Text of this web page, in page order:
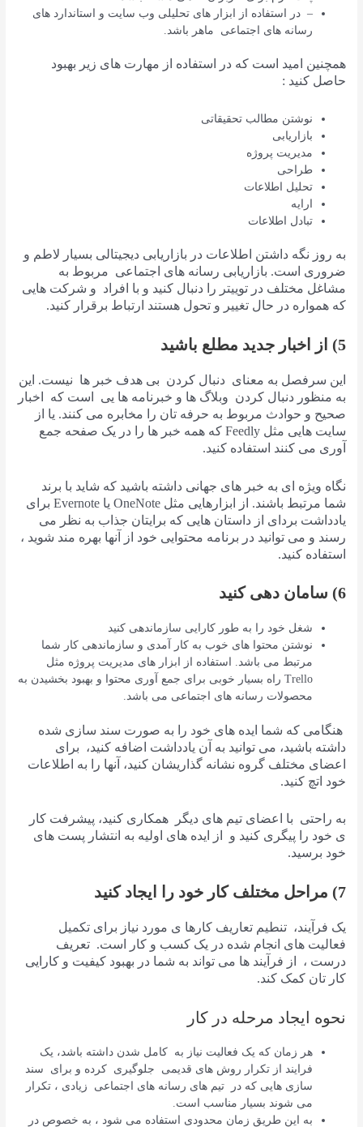
– در استفاده از ابزار های تحلیلی وب سایت و استاندارد های
رسانه های اجتماعی ماهر باشد.
همچنین امید است که در استفاده از مهارت های زیر بهبود
حاصل کنید :
نوشتن مطالب تحقیقاتی
بازاریابی
مدیریت پروژه
طراحی
تحلیل اطلاعات
ارایه
تبادل اطلاعات
به روز نگه داشتن اطلاعات در بازاریابی دیجیتالی بسیار لاطم و
ضروری است. بازاریابی رسانه های اجتماعی مربوط به
مشاغل مختلف در توییتر را دنبال کنید و با افراد و شرکت هایی
که همواره در حال تغییر و تحول هستند ارتباط برقرار کنید.
5) از اخبار جدید مطلع باشید
این سرفصل به معنای دنبال کردن بی هدف خبر ها نیست. این
به منظور دنبال کردن وبلاگ ها و خبرنامه ها یی است که اخبار
صحیح و حوادث مربوط به حرفه تان را مخابره می کنند. یا از
سایت هایی مثل Feedly که همه خبر ها را در یک صفحه جمع
آوری می کنند استفاده کنید.
نگاه ویژه ای به خبر های جهانی داشته باشید که شاید با برند
شما مرتبط باشند. از ابزارهایی مثل OneNote یا Evernote برای
یادداشت بردای از داستان هایی که برایتان جذاب به نظر می
رسند و می توانید در برنامه محتوایی خود از آنها بهره مند شوید ،
استفاده کنید.
6) سامان دهی کنید
شغل خود را به طور کارایی سازماندهی کنید
نوشتن محتوا های خوب به کار آمدی و سازماندهی کار شما
مرتبط می باشد. استفاده از ابزار های مدیریت پروژه مثل
Trello راه بسیار خوبی برای جمع آوری محتوا و بهبود بخشیدن به
محصولات رسانه های اجتماعی می باشد.
هنگامی که شما ایده های خود را به صورت سند سازی شده
داشته باشید، می توانید به آن یادداشت اضافه کنید، برای
اعضای مختلف گروه نشانه گذاریشان کنید، آنها را به اطلاعات
خود اتچ کنید.
به راحتی با اعضای تیم های دیگر همکاری کنید، پیشرفت کار
ی خود را پیگری کنید و از ایده های اولیه به انتشار پست های
خود برسید.
7) مراحل مختلف کار خود را ایجاد کنید
یک فرآیند، تنطیم تعاریف کارها ی مورد نیاز برای تکمیل
فعالیت های انجام شده در یک کسب و کار است. تعریف
درست ، از فرآیند ها می تواند به شما در بهبود کیفیت و کارایی
کار تان کمک کند.
نحوه ایجاد مرحله در کار
هر زمان که یک فعالیت نیاز به کامل شدن داشته باشد، یک
فرایند از تکرار روش های قدیمی جلوگیری کرده و برای سند
سازی هایی که در تیم های رسانه های اجتماعی زیادی ، تکرار
می شوند بسیار مناسب است.
به این طریق زمان محدودی استفاده می شود ، به خصوص در